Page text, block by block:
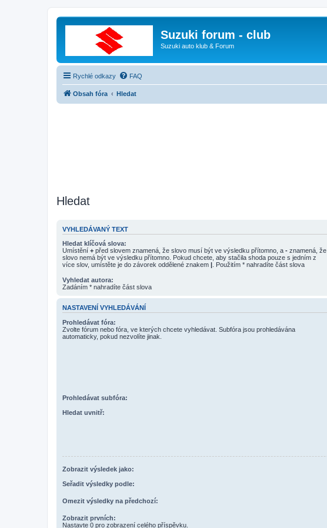
Suzuki forum - club
Suzuki auto klub & Forum
Rychlé odkazy FAQ
Obsah fóra Hledat
Hledat
VYHLEDÁVANÝ TEXT
Hledat klíčová slova:
Umístění + před slovem znamená, že slovo musí být ve výsledku přítomno, a - znamená, že
slovo nemá být ve výsledku přítomno. Pokud chcete, aby stačila shoda pouze s jedním z
více slov, umístěte je do závorek oddělené znakem | . Použitím * nahradíte část slova
Vyhledat autora:
Zadáním * nahradíte část slova
NASTAVENÍ VYHLEDÁVÁNÍ
Prohledávat fóra:
Zvolte fórum nebo fóra, ve kterých chcete vyhledávat. Subfóra jsou prohledávána
automaticky, pokud nezvolíte jinak.
Prohledávat subfóra:
Hledat uvnitř:
Zobrazit výsledek jako:
Seřadit výsledky podle:
Omezit výsledky na předchozí:
Zobrazit prvních:
Nastavte 0 pro zobrazení celého příspěvku.